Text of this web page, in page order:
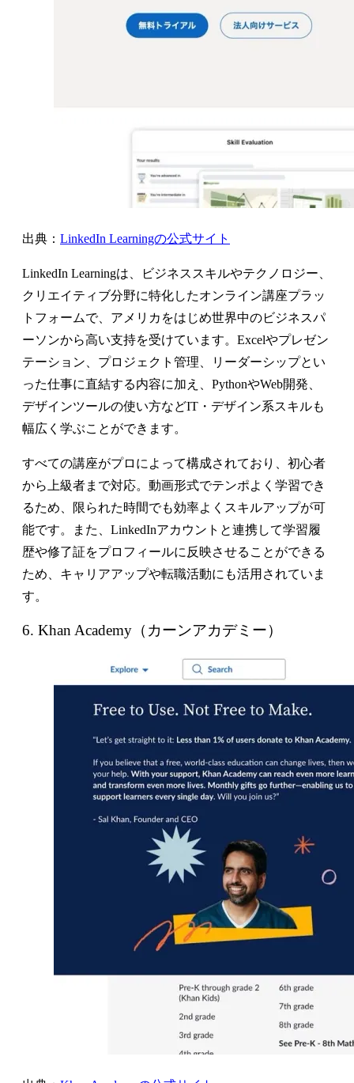
出典： LinkedIn Learningの公式サイト
LinkedIn Learningは、ビジネススキルやテクノロジー、
クリエイティブ分野に特化したオンライン講座プラッ
トフォームで、アメリカをはじめ世界中のビジネスパ
ーソンから高い支持を受けています。Excelやプレゼン
テーション、プロジェクト管理、リーダーシップとい
った仕事に直結する内容に加え、PythonやWeb開発、
デザインツールの使い方などIT・デザイン系スキルも
幅広く学ぶことができます。
すべての講座がプロによって構成されており、初心者
から上級者まで対応。動画形式でテンポよく学習でき
るため、限られた時間でも効率よくスキルアップが可
能です。また、LinkedInアカウントと連携して学習履
歴や修了証をプロフィールに反映させることができる
ため、キャリアアップや転職活動にも活用されていま
す。
6. Khan Academy（カーンアカデミー）